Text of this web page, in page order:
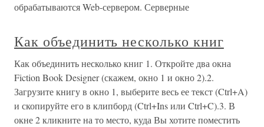
обрабатываются Web-сервером. Серверные
Как объединить несколько книг
Как объединить несколько книг 1. Откройте два окна
Fiction Book Designer (скажем, окно 1 и окно 2).2.
Загрузите книгу в окно 1, выберите весь ее текст (Ctrl+A)
и скопируйте его в клипборд (Ctrl+Ins или Ctrl+C).3. В
окне 2 кликните на то место, куда Вы хотите поместить